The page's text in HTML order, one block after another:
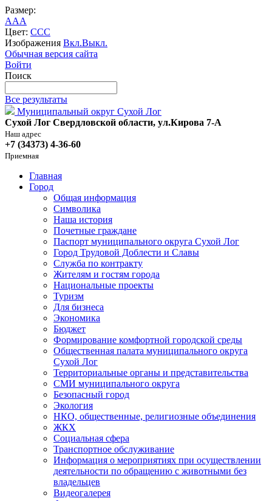
Размер:
AAA
Цвет: CCC
Изображения Вкл.Выкл.
Обычная версия сайта
Войти
Поиск
Все результаты
Муниципальный округ Сухой Лог
Сухой Лог Свердловской области, ул.Кирова 7-А
Наш адрес
+7 (34373) 4-36-60
Приемная
Главная
Город
Общая информация
Символика
Наша история
Почетные граждане
Паспорт муниципального округа Сухой Лог
Город Трудовой Доблести и Славы
Служба по контракту
Жителям и гостям города
Национальные проекты
Туризм
Для бизнеса
Экономика
Бюджет
Формирование комфортной городской среды
Общественная палата муниципального округа
Сухой Лог
Территориальные органы и представительства
СМИ муниципального округа
Безопасный город
Экология
НКО, общественные, религиозные объединения
ЖКХ
Социальная сфера
Транспортное обслуживание
Информация о мероприятиях при осуществлении
деятельности по обращению с животными без
владельцев
Видеогалерея